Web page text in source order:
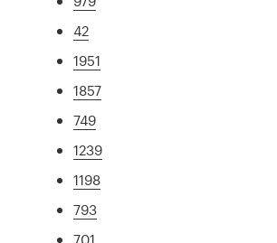
42
1951
1857
749
1239
1198
793
701